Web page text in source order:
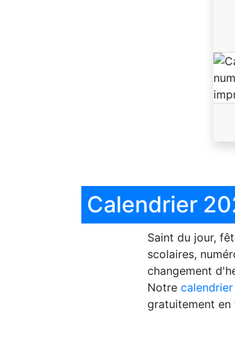
Calendrier
Saint du jour,
scolaires,
changement
Notre
gratuitement en